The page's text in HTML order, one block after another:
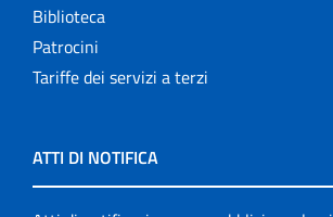
Biblioteca
Patrocini
Tariffe dei servizi a terzi
ATTI DI NOTIFICA